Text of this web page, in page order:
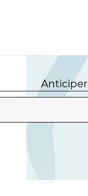
Anticiper